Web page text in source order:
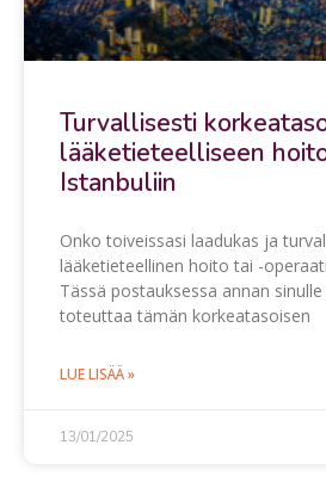
Turvallisesti
lääketieteelliseen
Istanbuliin
Onko toiveissasi laadukas ja
lääketieteellinen hoito tai -
Tässä postauksessa annan
toteuttaa tämän korkeatasoisen
LUE LISÄÄ »
13/01/2025